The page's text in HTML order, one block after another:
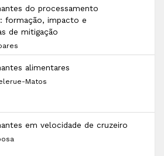
do processamento
formação, impacto e
de mitigação
alimentares
Matos
em velocidade de cruzeiro